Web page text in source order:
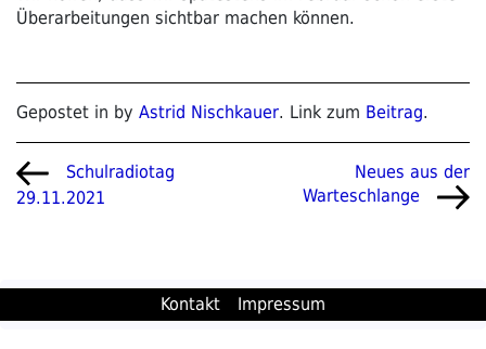
Überarbeitungen sichtbar machen können.
Gepostet in by Astrid Nischkauer. Link zum Beitrag.
Beitragsnavigation
Vorheriger
Beitrag
Schulradiotag
29.11.2021
Nächster
Beitrag
Neues aus der
Warteschlange
Kontakt Impressum